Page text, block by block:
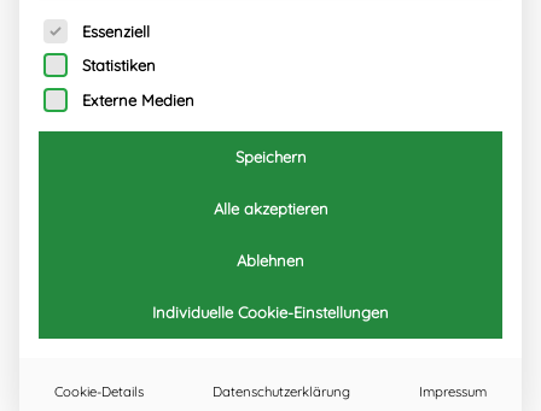
Es folgt eine Liste der Service-Gruppen, für die eine
Essenziell
Statistiken
Externe Medien
Speichern
Alle akzeptieren
Ablehnen
Individuelle Cookie-Einstellungen
Cookie-Details Datenschutzerklärung Impressum